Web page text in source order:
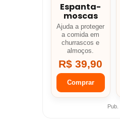
Espanta-
moscas
Ajuda a proteger
a comida em
churrascos e
almoços.
R$ 39,90
Comprar
Pub.